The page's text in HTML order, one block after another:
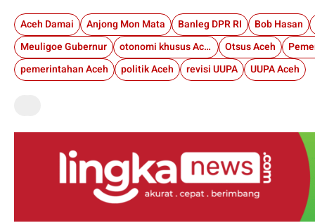
Aceh Damai Anjong Mon Mata Banleg DPR RI
Bob Hasan
Meuligoe Gubernur
otonomi khusus Aceh Otsus Aceh
pemerintahan Aceh
politik Aceh revisi UUPA UUPA Aceh